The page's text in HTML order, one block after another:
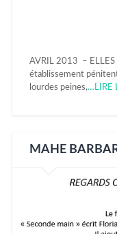
AVRIL 2013 –
établissement
lourdes peines,…LIRE
MAHE